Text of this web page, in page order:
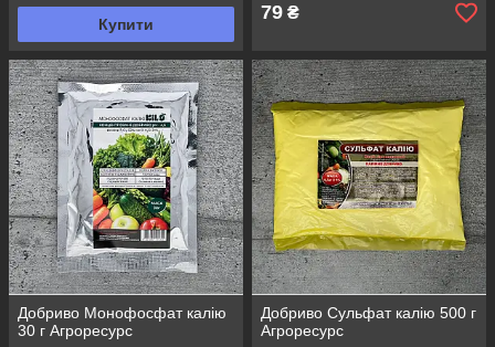
Купити
79 ₴
Добриво Монофосфат калію
30 г Агроресурс
Добриво Сульфат калію 500 г
Агроресурс